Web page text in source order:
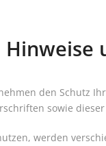
den Schutz
sowie
werden